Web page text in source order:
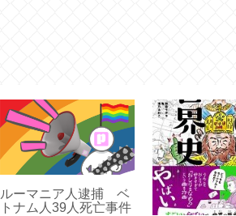
ルーマニア人逮捕 ベ
トナム人39人死亡事件